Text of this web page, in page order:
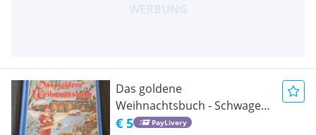
Das goldene
Weihnachtsbuch - Schwager
& Steinlein
€ 5 PayLivery